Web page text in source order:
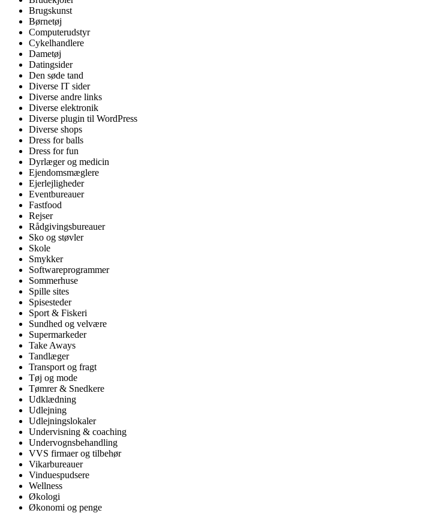
Brugskunst
Børnetøj
Computerudstyr
Cykelhandlere
Dametøj
Datingsider
Den søde tand
Diverse IT sider
Diverse andre links
Diverse elektronik
Diverse plugin til WordPress
Diverse shops
Dress for balls
Dress for fun
Dyrlæger og medicin
Ejendomsmæglere
Ejerlejligheder
Eventbureauer
Fastfood
Rejser
Rådgivingsbureauer
Sko og støvler
Skole
Smykker
Softwareprogrammer
Sommerhuse
Spille sites
Spisesteder
Sport & Fiskeri
Sundhed og velvære
Supermarkeder
Take Aways
Tandlæger
Transport og fragt
Tøj og mode
Tømrer & Snedkere
Udklædning
Udlejning
Udlejningslokaler
Undervisning & coaching
Undervognsbehandling
VVS firmaer og tilbehør
Vikarbureauer
Vinduespudsere
Wellness
Økologi
Økonomi og penge